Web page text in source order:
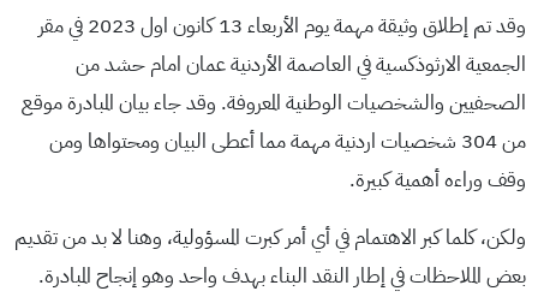
وقد تم إطلاق وثيقة مهمة يوم الأربعاء 13 كانون اول 2023 في مقر
الجمعية الارثوذكسية في العاصمة الأردنية عمان امام حشد من
الصحفيين والشخصيات الوطنية المعروفة. وقد جاء بيان المبادرة موقع
من 304 شخصيات اردنية مهمة مما أعطى البيان ومحتواها ومن
وقف وراءه أهمية كبيرة.
ولكن، كلما كبر الاهتمام في أي أمر كبرت المسؤولية، وهنا لا بد من تقديم
بعض الملاحظات في إطار النقد البناء بهدف واحد وهو إنجاح المبادرة.